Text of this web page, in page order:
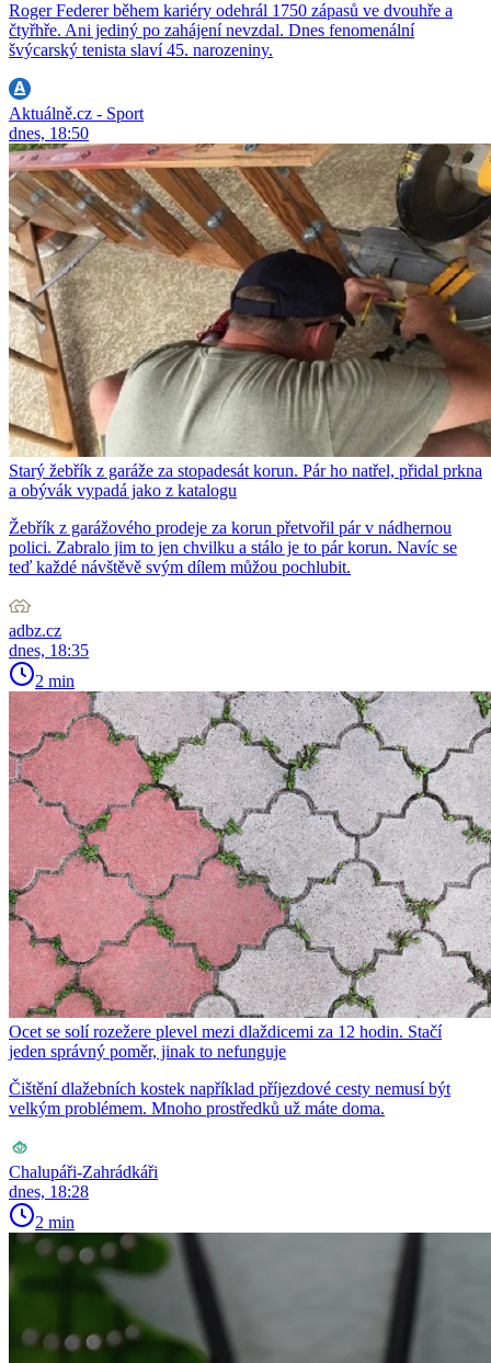
Roger Federer během kariéry odehrál 1750 zápasů ve dvouhře a
čtyřhře. Ani jediný po zahájení nevzdal. Dnes fenomenální
švýcarský tenista slaví 45. narozeniny.
Aktuálně.cz - Sport
dnes, 18:50
Starý žebřík z garáže za stopadesát korun. Pár ho natřel, přidal prkna
a obývák vypadá jako z katalogu
Žebřík z garážového prodeje za korun přetvořil pár v nádhernou
polici. Zabralo jim to jen chvilku a stálo je to pár korun. Navíc se
teď každé návštěvě svým dílem můžou pochlubit.
adbz.cz
dnes, 18:35
2 min
Ocet se solí rozežere plevel mezi dlaždicemi za 12 hodin. Stačí
jeden správný poměr, jinak to nefunguje
Čištění dlažebních kostek například příjezdové cesty nemusí být
velkým problémem. Mnoho prostředků už máte doma.
Chalupáři-Zahrádkáři
dnes, 18:28
2 min